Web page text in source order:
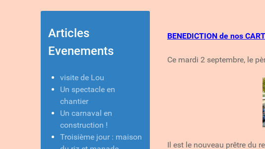
Articles
Evenements
visite de Lou
Un spectacle en
chantier
Un carnaval en
construction !
Troisième jour : maison
BENEDICTION de nos
Ce mardi 2 septembre, le
Il est le nouveau prêtre du